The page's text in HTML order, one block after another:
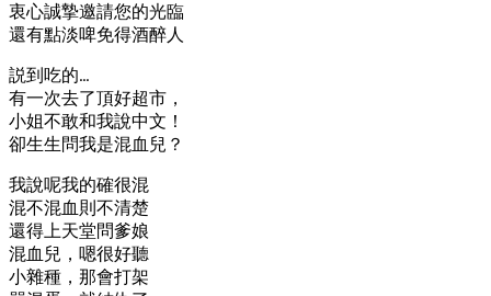
衷心誠摯邀請您的光臨
還有點淡啤免得酒醉人
説到吃的…
有一次去了頂好超市，
小姐不敢和我說中文！
卻生生問我是混血兒？
我說呢我的確很混
混不混血則不清楚
還得上天堂問爹娘
混血兒，嗯很好聽
小雜種，那會打架